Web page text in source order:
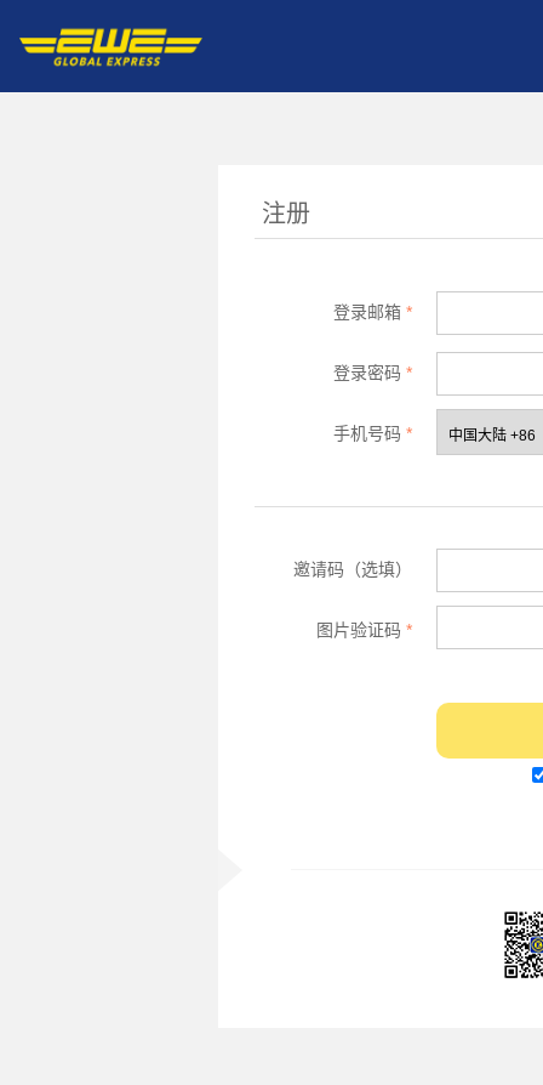
注册
登录邮箱 *
登录密码 *
手机号码 *
邀请码（选填）
图片验证码 *